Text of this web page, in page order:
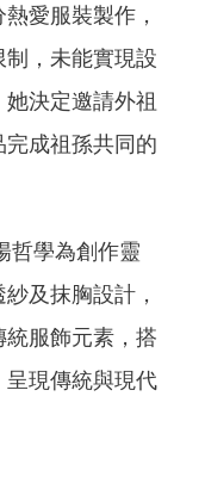
愛服裝製作，
，未能實現設
決定邀請外祖
成祖孫共同的
哲學為創作靈
及抹胸設計，
統服飾元素，搭
現傳統與現代